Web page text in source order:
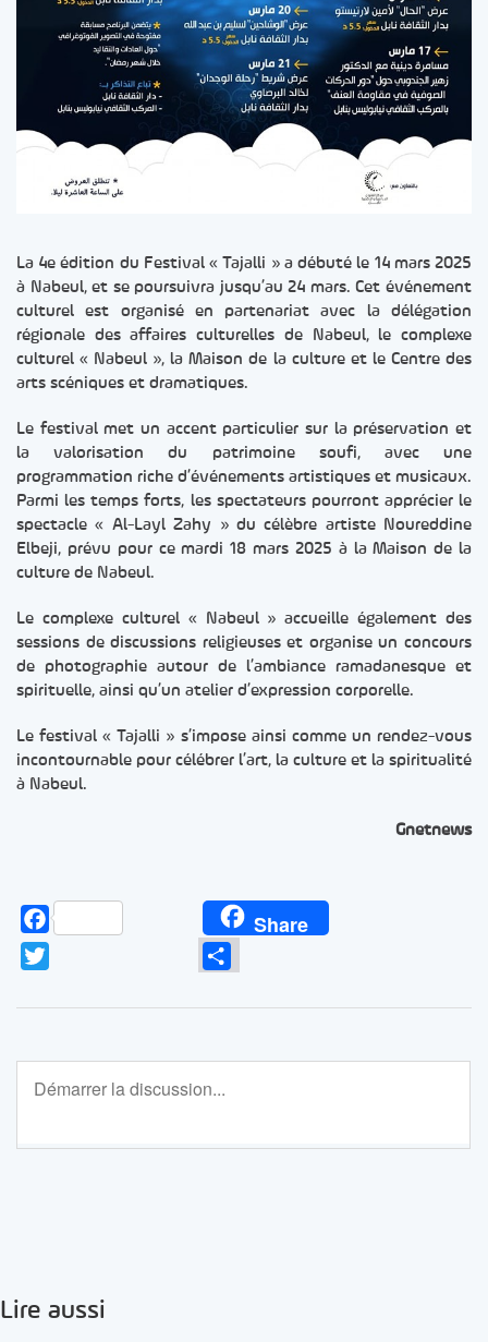
La 4e édition du Festival « Tajalli » a débuté le 14 mars 2025
à Nabeul, et se poursuivra jusqu’au 24 mars. Cet événement
culturel est organisé en partenariat avec la délégation
régionale des affaires culturelles de Nabeul, le complexe
culturel « Nabeul », la Maison de la culture et le Centre des
arts scéniques et dramatiques.
Le festival met un accent particulier sur la préservation et
la valorisation du patrimoine soufi, avec une
programmation riche d’événements artistiques et musicaux.
Parmi les temps forts, les spectateurs pourront apprécier le
spectacle « Al-Layl Zahy » du célèbre artiste Noureddine
Elbeji, prévu pour ce mardi 18 mars 2025 à la Maison de la
culture de Nabeul.
Le complexe culturel « Nabeul » accueille également des
sessions de discussions religieuses et organise un concours
de photographie autour de l’ambiance ramadanesque et
spirituelle, ainsi qu’un atelier d’expression corporelle.
Le festival « Tajalli » s’impose ainsi comme un rendez-vous
incontournable pour célébrer l’art, la culture et la spiritualité
à Nabeul.
Gnetnews
Facebook Share
Partager
Lire aussi